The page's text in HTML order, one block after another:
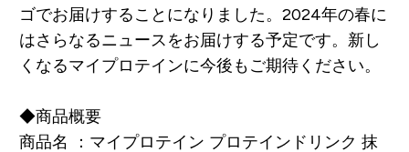
ゴでお届けすることになりました。2024年の春に
はさらなるニュースをお届けする予定です。新し
くなるマイプロテインに今後もご期待ください。
◆商品概要
商品名 ：マイプロテイン プロテインドリンク 抹